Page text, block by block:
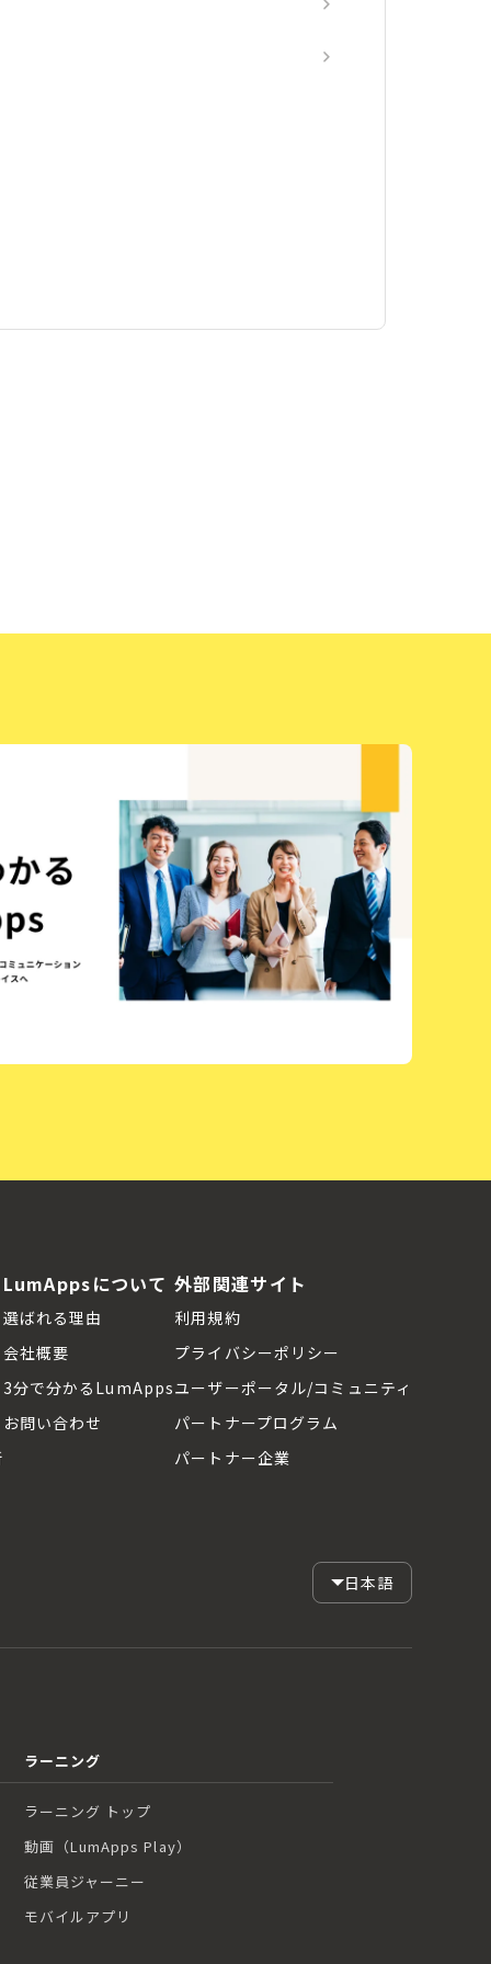
LumAppsについて
選ばれる理由
会社概要
3分で分かるLumApps
お問い合わせ
外部関連サイト
利用規約
プライバシーポリシー
ユーザーポータル/コミュニティ
パートナープログラム
パートナー企業
日本語
ラーニング
ラーニング トップ
動画（LumApps Play）
従業員ジャーニー
モバイルアプリ